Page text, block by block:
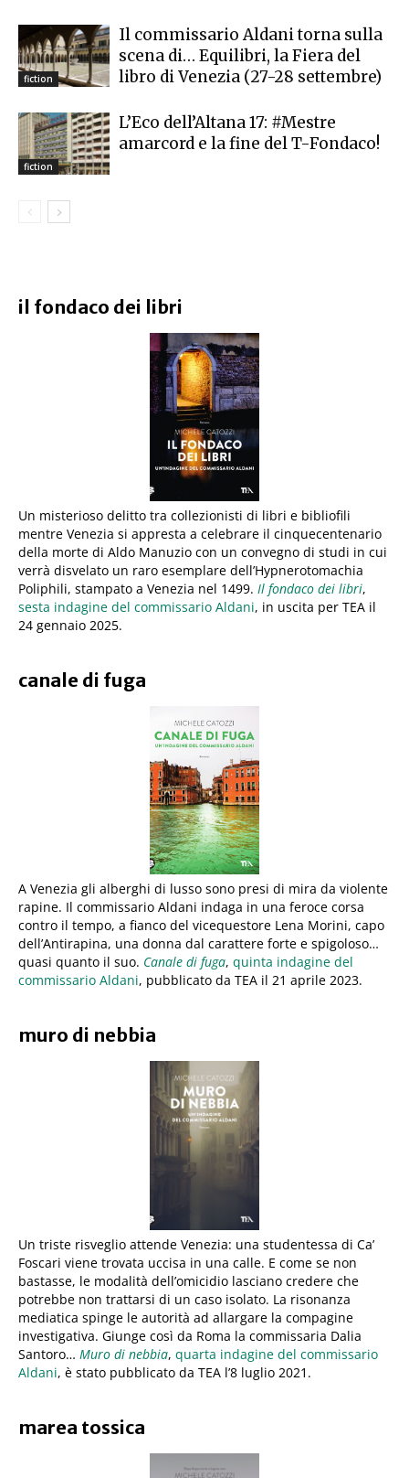
fiction
Il commissario Aldani torna sulla
scena di… Equilibri, la Fiera del
libro di Venezia (27-28 settembre)
fiction
L’Eco dell’Altana 17: #Mestre
amarcord e la fine del T-Fondaco!
il fondaco dei libri
Un misterioso delitto tra collezionisti di libri e bibliofili
mentre Venezia si appresta a celebrare il cinquecentenario
della morte di Aldo Manuzio con un convegno di studi in cui
verrà disvelato un raro esemplare dell’Hypnerotomachia
Poliphili, stampato a Venezia nel 1499. Il fondaco dei libri,
sesta indagine del commissario Aldani, in uscita per TEA il
24 gennaio 2025.
canale di fuga
A Venezia gli alberghi di lusso sono presi di mira da violente
rapine. Il commissario Aldani indaga in una feroce corsa
contro il tempo, a fianco del vicequestore Lena Morini, capo
dell’Antirapina, una donna dal carattere forte e spigoloso…
quasi quanto il suo. Canale di fuga, quinta indagine del
commissario Aldani, pubblicato da TEA il 21 aprile 2023.
muro di nebbia
Un triste risveglio attende Venezia: una studentessa di Ca’
Foscari viene trovata uccisa in una calle. E come se non
bastasse, le modalità dell’omicidio lasciano credere che
potrebbe non trattarsi di un caso isolato. La risonanza
mediatica spinge le autorità ad allargare la compagine
investigativa. Giunge così da Roma la commissaria Dalia
Santoro… Muro di nebbia, quarta indagine del commissario
Aldani, è stato pubblicato da TEA l’8 luglio 2021.
marea tossica